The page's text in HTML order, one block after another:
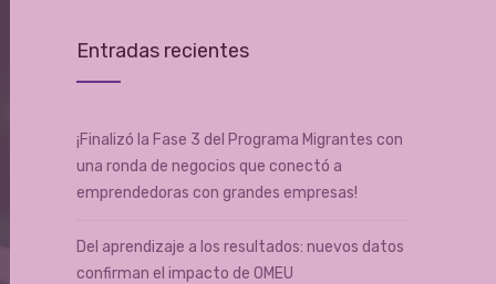
Entradas recientes
¡Finalizó la Fase 3 del Programa Migrantes con
una ronda de negocios que conectó a
emprendedoras con grandes empresas!
Del aprendizaje a los resultados: nuevos datos
confirman el impacto de OMEU